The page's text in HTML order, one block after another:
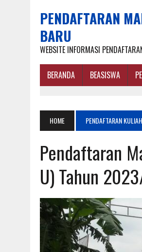
PENDAFTARAN
BARU
WEBSITE INFORMASI
BERANDA BEASISWA
HOME PENDAFTARAN KULIAH
Pendaftaran
U) Tahun